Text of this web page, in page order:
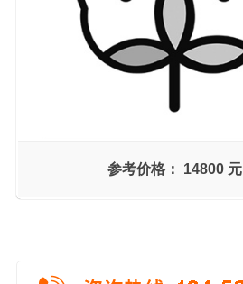
参考价格： 14800 元